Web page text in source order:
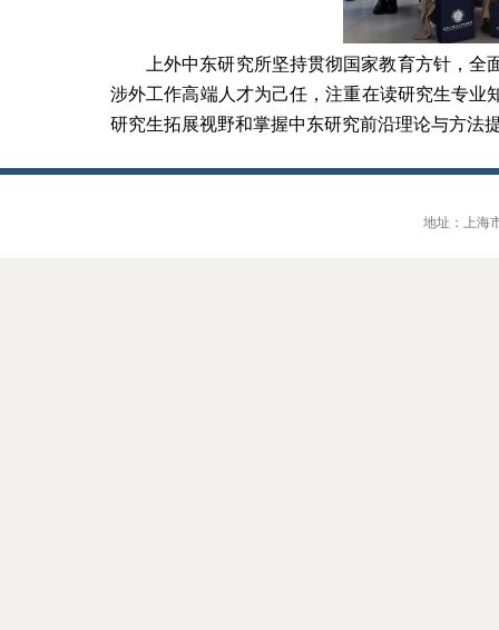
上外中东研究所坚持贯彻国家教育方针，
涉外工作高端人才为己任，注重在读研究生专
研究生拓展视野和掌握中东研究前沿理论与方法
地址：上海